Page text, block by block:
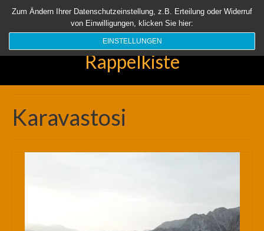
Startseite Aktuell Über uns Unsere Rappelkiste Länder
Suchen
Rappelkiste
Karavastosi
Zum Ändern Ihrer Datenschutzeinstellung, z.B. Erteilung oder Widerruf
von Einwilligungen, klicken Sie hier:
EINSTELLUNGEN